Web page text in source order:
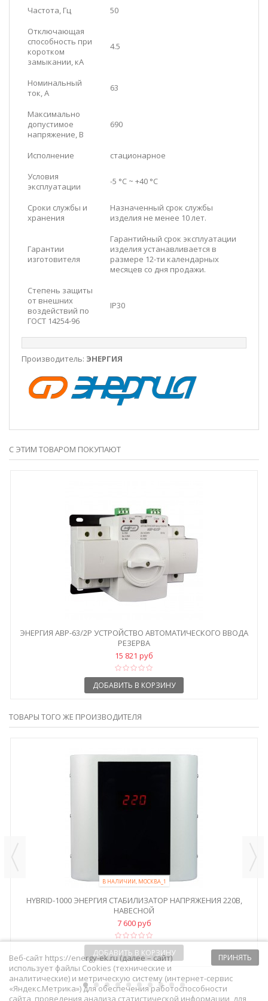
Частота, Гц
50
Отключающая
способность при
коротком
замыкании, кА
4.5
Номинальный
ток, А
63
Максимально
допустимое
напряжение, В
690
Исполнение
стационарное
Условия
эксплуатации
-5 °С ~ +40 °С
Сроки службы и
хранения
Назначенный срок службы
изделия не менее 10 лет.
Гарантии
изготовителя
Гарантийный срок эксплуатации
изделия устанавливается в
размере 12-ти календарных
месяцев со дня продажи.
Степень защиты
от внешних
воздействий по
ГОСТ 14254-96
IP30
Производитель: ЭНЕРГИЯ
С ЭТИМ ТОВАРОМ ПОКУПАЮТ
ЭНЕРГИЯ АВР-63/2Р УСТРОЙСТВО АВТОМАТИЧЕСКОГО ВВОДА
РЕЗЕРВА
15 821 руб
ДОБАВИТЬ В КОРЗИНУ
ТОВАРЫ ТОГО ЖЕ ПРОИЗВОДИТЕЛЯ
В НАЛИЧИИ, МОСКВА_1
HYBRID-1000 ЭНЕРГИЯ СТАБИЛИЗАТОР НАПРЯЖЕНИЯ 220В,
НАВЕСНОЙ
7 600 руб
ДОБАВИТЬ В КОРЗИНУ ПРИНЯТЬ
Веб-сайт https://energy-ek.ru (далее – сайт)
использует файлы Cookies (технические и
аналитические) и метрическую систему (интернет-сервис
«Яндекс.Метрика») для обеспечения работоспособности
сайта, проведения анализа статистической информации, для